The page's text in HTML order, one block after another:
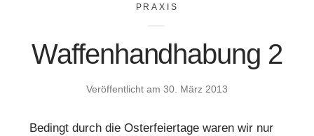
PRAXIS
Waffenhandhabung 2
Veröffentlicht am 30. März 2013
Bedingt durch die Osterfeiertage waren wir nur